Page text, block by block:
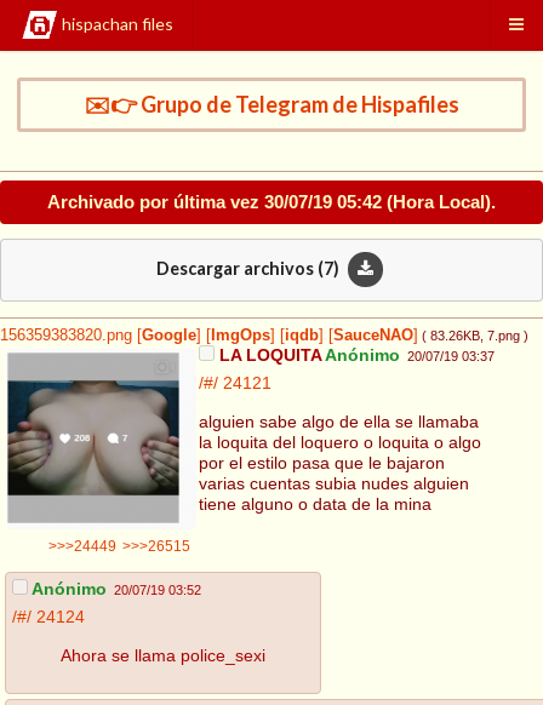
hispachan files
✉️👉 Grupo de Telegram de Hispafiles
Archivado por última vez 30/07/19 05:42 (Hora Local).
Descargar archivos (7)
156359383820.png Google ImgOps iqdb SauceNAO ( 83.26KB , 7.png )
LA LOQUITAAnónimo 20/07/19 03:37
/#/ 24121
alguien sabe algo de ella se llamaba
la loquita del loquero o loquita o algo
por el estilo pasa que le bajaron
varias cuentas subia nudes alguien
tiene alguno o data de la mina
>>>24449 >>>26515
Anónimo 20/07/19 03:52
/#/ 24124
Ahora se llama police_sexi